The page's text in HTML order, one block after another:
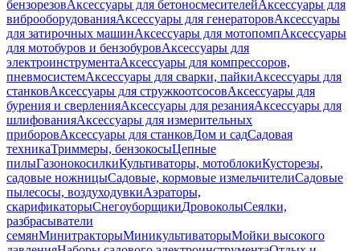
бензорезовАксессуары для бетоносмесителейАксессуары для
виброоборудованияАксессуары для генераторовАксессуары
для затирочных машинАксессуары для мотопомпАксессуары
для мотобуров и бензобуровАксессуары для
электроинструментаАксессуары для компрессоров,
пневмосистемАксессуары для сварки, пайкиАксессуары для
станковАксессуары для стружкоотсосовАксессуары для
бурения и сверленияАксессуары для резанияАксессуары для
шлифованияАксессуары для измерительных
приборовАксессуары для станковДом и садСадовая
техникаТриммеры, бензокосыЦепные
пилыГазонокосилкиКультиваторы, мотоблокиКусторезы,
садовые ножницыСадовые, кормовые измельчителиСадовые
пылесосы, воздуходувкиАэраторы,
скарификаторыСнегоуборщикиДровоколыСеялки,
разбрасыватели
семянМинитракторыМиникультиваторыМойки высокого